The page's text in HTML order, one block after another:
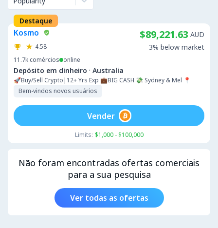
Destaque
Kosmo
4.58
11.7k comércios online
Depósito em dinheiro · Australia
🚀Buy/Sell Crypto|12+ Yrs Exp 💼BIG CASH 💸 Sydney & Mel 📍
Bem-vindos novos usuários
$89,221.63 AUD
3% below market
Limits: $1,000 - $100,000
Vender
Não foram encontradas ofertas comerciais
para a sua pesquisa
Ver todas as ofertas